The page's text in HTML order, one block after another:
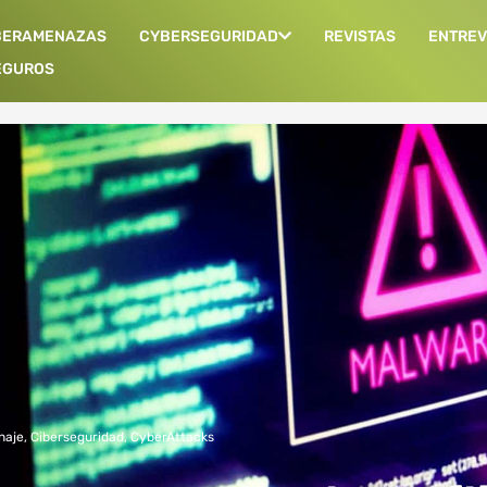
CYBERSEGURIDAD REVISTAS
, Ciberseguridad,CyberAttacks